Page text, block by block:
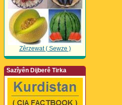
Zêrzewat ( Sewze )
Sazîyên Dijberê Tirka